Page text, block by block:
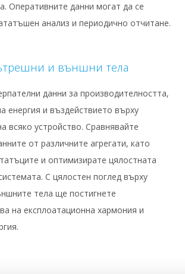
Оперативните данни могат да се
анализ и периодично отчитане.
и външни тела
данни за производителността,
енергия и въздействието върху
всяко устройство. Сравнявайте
от различните агрегати, като
и оптимизирате цялостната
С цялостен поглед върху
тела ще постигнете
на експлоатационна хармония и